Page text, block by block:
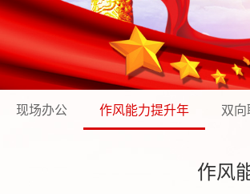
现场办公 作风能力提升年 双向
作风